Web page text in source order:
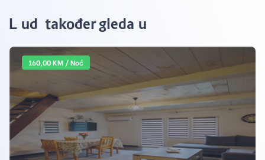
Ljudi također gledaju
160,00 KM / Noć